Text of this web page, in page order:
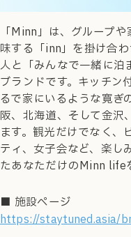
「Minn」は、グループ
味する「inn」を掛け合
人と「みんなで一緒に泊
ブランドです。キッチン
るで家にいるような寛ぎ
阪、北海道、そして金沢
ます。観光だけでなく、
ティ、女子会など、楽し
たあなただけのMinn life
■ 施設ページ
https://staytuned.asia/